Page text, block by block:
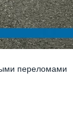
переломами